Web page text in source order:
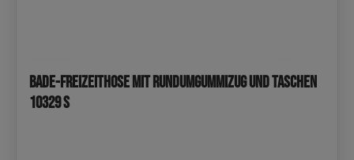
Bade-Freizeithose mit Rundumgummizug und Taschen
10329 S